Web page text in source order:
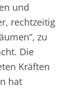
und
rechtzeitig
zu
Die
Kräften
hat